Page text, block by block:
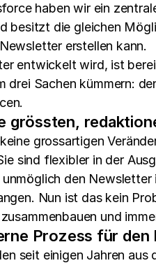
haben wir ein
besitzt die gleichen
erstellen kann.
entwickelt wird, ist
drei Sachen kümmern:
grössten,
grossartigen
sind flexibler in der
den
Nun ist das kein
und
Prozess für den
seit einigen Jahren